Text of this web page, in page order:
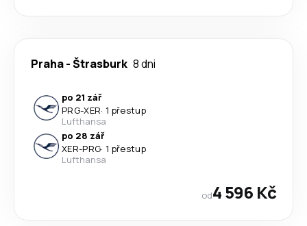
Praha-Štrasburk 8 dni
po 21 zář
PRG-XER· 1 přestup
Lufthansa
po 28 zář
XER-PRG· 1 přestup
Lufthansa
od4 596 Kč